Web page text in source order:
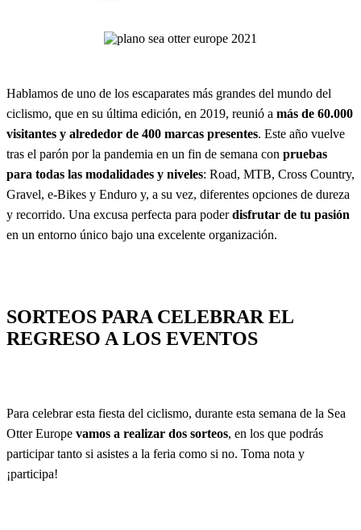
Hablamos de uno de los escaparates más grandes del mundo del
ciclismo, que en su última edición, en 2019, reunió a más de 60.000
visitantes y alrededor de 400 marcas presentes. Este año vuelve
tras el parón por la pandemia en un fin de semana con pruebas
para todas las modalidades y niveles: Road, MTB, Cross Country,
Gravel, e-Bikes y Enduro y, a su vez, diferentes opciones de dureza
y recorrido. Una excusa perfecta para poderdisfrutar de tu pasión
en un entorno único bajo una excelente organización.
SORTEOS PARA CELEBRAR EL
REGRESO A LOS EVENTOS
Para celebrar esta fiesta del ciclismo, durante esta semana de la Sea
Otter Europe vamos a realizar dos sorteos, en los que podrás
participar tanto si asistes a la feria como si no. Toma nota y
¡participa!